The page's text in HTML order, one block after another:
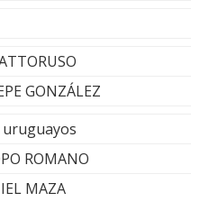
GONZÁLEZ
uruguayos
ROMANO
MAZA